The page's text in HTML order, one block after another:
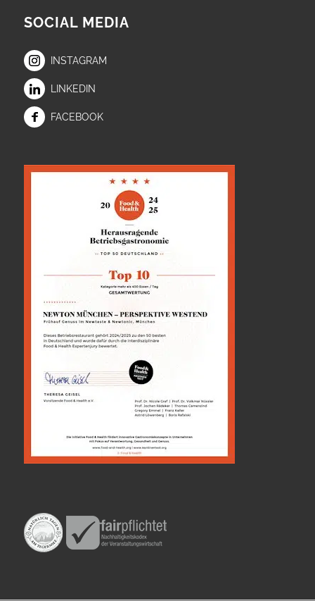
SOCIAL MEDIA
INSTAGRAM
LINKEDIN
FACEBOOK